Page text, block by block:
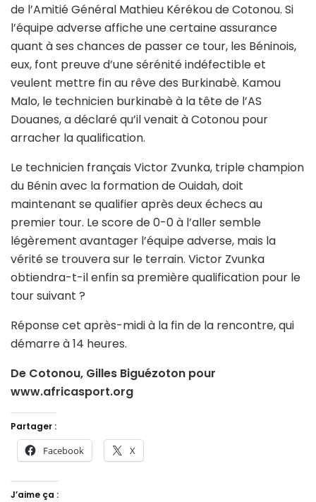
de l’Amitié Général Mathieu Kérékou de Cotonou. Si
l’équipe adverse affiche une certaine assurance
quant à ses chances de passer ce tour, les Béninois,
eux, font preuve d’une sérénité indéfectible et
veulent mettre fin au rêve des Burkinabè. Kamou
Malo, le technicien burkinabè à la tête de l’AS
Douanes, a déclaré qu’il venait à Cotonou pour
arracher la qualification.
Le technicien français Victor Zvunka, triple champion
du Bénin avec la formation de Ouidah, doit
maintenant se qualifier après deux échecs au
premier tour. Le score de 0-0 à l’aller semble
légèrement avantager l’équipe adverse, mais la
vérité se trouvera sur le terrain. Victor Zvunka
obtiendra-t-il enfin sa première qualification pour le
tour suivant ?
Réponse cet après-midi à la fin de la rencontre, qui
démarre à 14 heures.
De Cotonou, Gilles Biguézoton pour
www.africasport.org
Partager :
Facebook X
J’aime ça :